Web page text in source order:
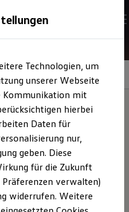
z. B.
oder statten Sie Ihren
aus. Sie haben dabei
Technologien, um
unserer Webseite
Kommunikation mit
hierbei
Daten für
nur,
geben. Diese
für die Zukunft
verwalten)
widerrufen. Weitere